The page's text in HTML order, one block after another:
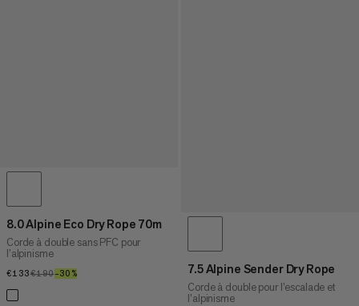
8.0 Alpine Eco Dry Rope 70m
Corde à double sans PFC pour
l’alpinisme
€133€133
€190€190
–30% 7.5 Alpine Sender Dry Rope
Corde à double pour l’escalade et
l’alpinisme